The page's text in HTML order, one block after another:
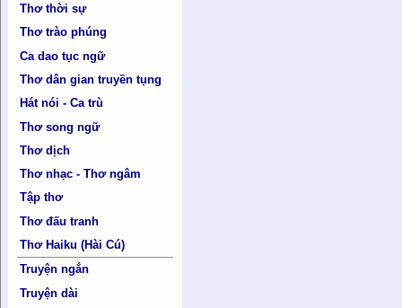
Thơ thời sự
Thơ trào phúng
Ca dao tục ngữ
Thơ dân gian truyền tụng
Hát nói - Ca trù
Thơ song ngữ
Thơ dịch
Thơ nhạc - Thơ ngâm
Tập thơ
Thơ đấu tranh
Thơ Haiku (Hài Cú)
Truyện ngắn
Truyện dài